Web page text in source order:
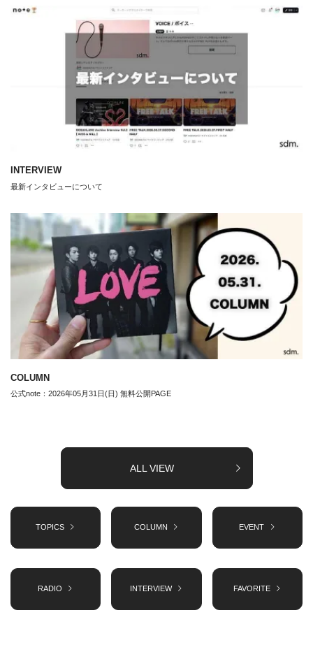
INTERVIEW
最新インタビューについて
COLUMN
公式note：2026年05月31日(日) 無料公開PAGE
ALL VIEW
TOPICS COLUMN EVENT
RADIO INTERVIEW FAVORITE